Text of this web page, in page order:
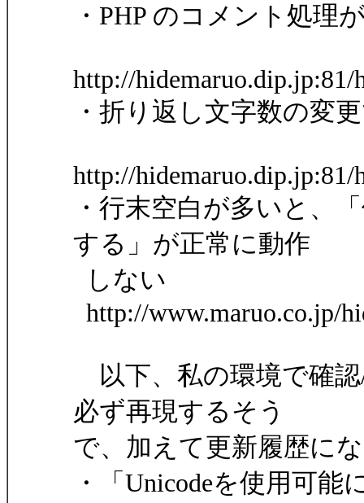
・PHP のコメント処理
http://hidemaruo.dip.jp:81/
・折り返し文字数の変
http://hidemaruo.dip.jp:81/
・行末空白が多いと、
する」が正常に動作
しない
http://www.maruo.co.jp/
以下、私の環境で確
必ず再現するそう
で、加えて更新履歴に
・「Unicodeを使用可